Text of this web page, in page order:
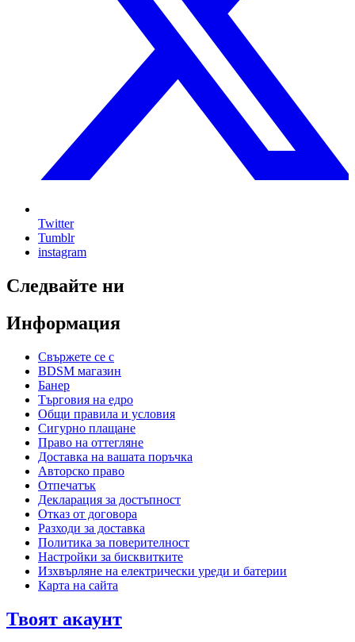
Twitter
Tumblr
instagram
Следвайте ни
Информация
Свържете се с
BDSM магазин
Банер
Търговия на едро
Общи правила и условия
Сигурно плащане
Право на оттегляне
Доставка на вашата поръчка
Авторско право
Отпечатък
Декларация за достъпност
Отказ от договора
Разходи за доставка
Политика за поверителност
Настройки за бисквитките
Изхвърляне на електрически уреди и батерии
Карта на сайта
Твоят акаунт